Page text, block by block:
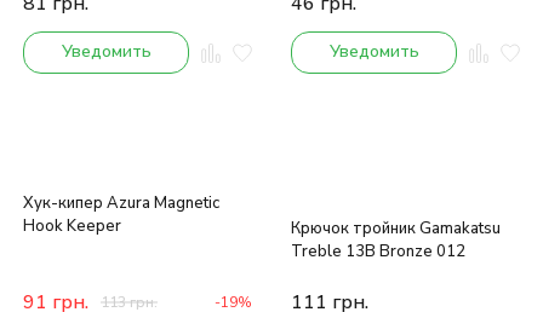
Уведомить Уведомить
Хук-кипер Azura Magnetic
Hook Keeper
91 грн. 113грн. -19%
Крючок тройник Gamakatsu
Treble 13B Bronze 012
111 грн.